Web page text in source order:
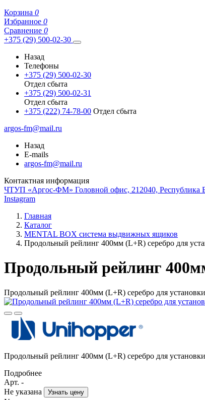
Корзина 0
Избранное 0
Сравнение 0
+375 (29) 500-02-30
Назад
Телефоны
+375 (29) 500-02-30
Отдел сбыта
+375 (29) 500-02-31
Отдел сбыта
+375 (222) 74-78-00 Отдел сбыта
argos-fm@mail.ru
Назад
E-mails
argos-fm@mail.ru
Контактная информация
ЧТУП «Аргос-ФМ» Головной офис, 212040, Республика
Instagram
Главная
Каталог
MENTAL BOX система выдвижных ящиков
Продольный рейлинг 400мм (L+R) серебро для
Продольный рейлинг
Продольный рейлинг 400мм (L+R) серебро для
Продольный рейлинг 400мм (L+R) серебро для
Подробнее
Арт. -
Не указана
Узнать цену